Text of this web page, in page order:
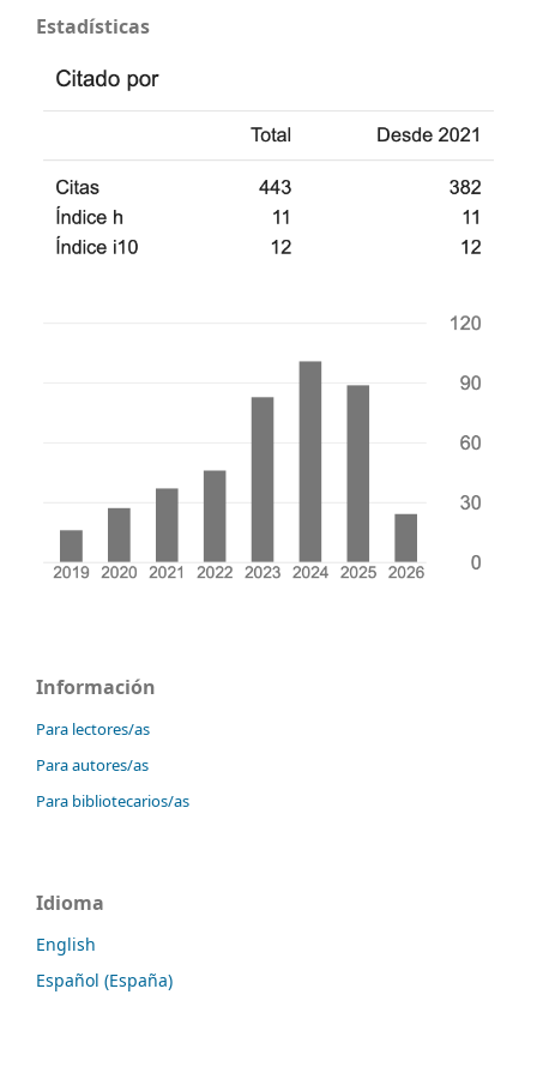
Estadísticas
Información
Para lectores/as
Para autores/as
Para bibliotecarios/as
Idioma
English
Español (España)